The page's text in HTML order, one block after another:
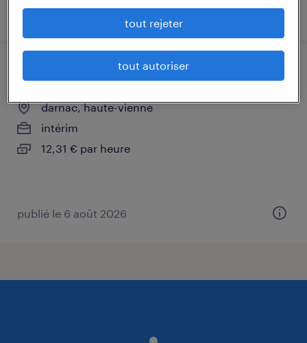
publié le 4 août 2026
préparateur de commandes (f/h)
darnac, haute-vienne
intérim
12,31 € par heure
publié le 6 août 2026
tout rejeter
tout autoriser